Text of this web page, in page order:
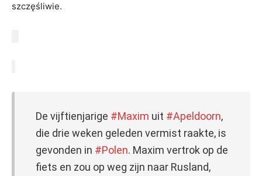
szczęśliwie.
De vijftienjarige #Maxim uit #Apeldoorn,
die drie weken geleden vermist raakte, is
gevonden in #Polen. Maxim vertrok op de
fiets en zou op weg zijn naar Rusland,